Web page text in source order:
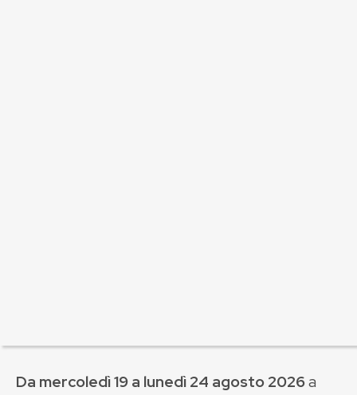
Da mercoledì 19 a lunedì 24 agosto 2026a